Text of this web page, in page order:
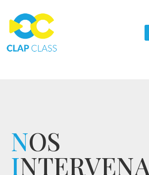
NOS
I